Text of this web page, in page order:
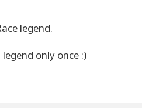
legend.
only once :)